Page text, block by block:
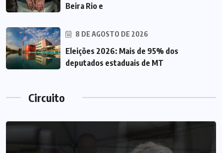
Beira Rio e
8 DE AGOSTO DE 2026
Eleições 2026: Mais de 95% dos
deputados estaduais de MT
Circuito